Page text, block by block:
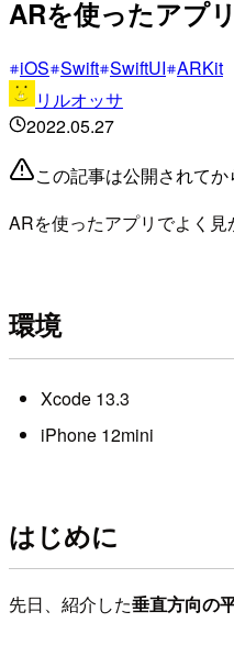
ARを使ったアプ
iOS Swift SwiftUI ARKit
リルオッサ
2022.05.27
この記事は公開されて
ARを使ったアプリでよく
環境
Xcode 13.3
iPhone 12mini
はじめに
先日、紹介した垂直方向の